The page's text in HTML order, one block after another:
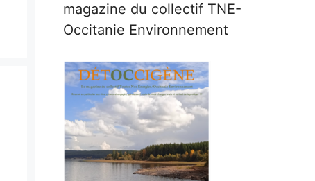
magazine du collectif TNE-
Occitanie Environnement